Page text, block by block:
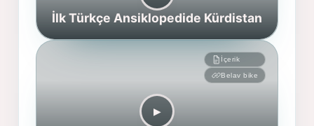
İlk Türkçe Ansiklopedide Kürdistan
İçerik
Belav bike
▶︎